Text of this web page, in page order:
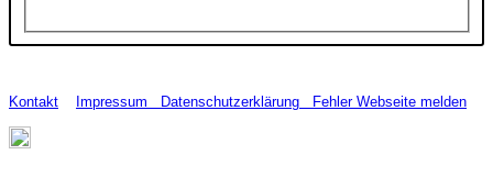
Kontakt Impressum Datenschutzerklärung Fehler Webseite melden